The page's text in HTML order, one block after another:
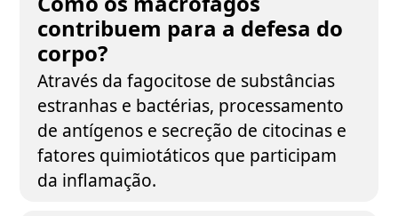
contribuem para a defesa do
corpo?
Através da fagocitose de substâncias
estranhas e bactérias, processamento
de antígenos e secreção de citocinas e
fatores quimiotáticos que participam
da inflamação.